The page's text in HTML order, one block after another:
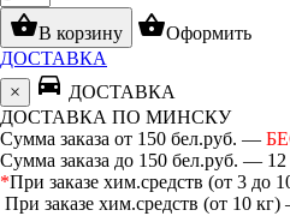
shopping_basketВ корзину shopping_basketОформить
ДОСТАВКА
×
directions_car ДОСТАВКА
ДОСТАВКА ПО МИНСКУ
Сумма заказа от 150 бел.руб. —
Сумма заказа до 150 бел.руб. — 12
*При заказе хим.средств (от 3 до
При заказе хим.средств (от 10